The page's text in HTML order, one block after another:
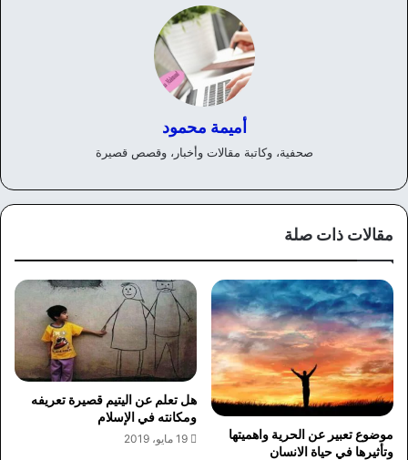
أميمة محمود
صحفية، وكاتبة مقالات وأخبار، وقصص قصيرة
مقالات ذات صلة
موضوع تعبير عن الحرية واهميتها
وتأثيرها في حياة الانسان
هل تعلم عن اليتيم قصيرة تعريفه
ومكانته في الإسلام
19 مايو، 2019